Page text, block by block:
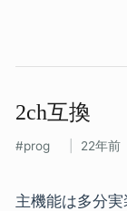
2ch互換
prog 22年前
主機能は多分